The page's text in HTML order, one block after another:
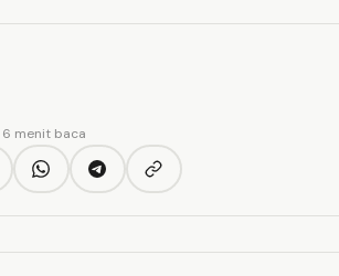
6 menit baca
X
WhatsAppTelegramCopy link